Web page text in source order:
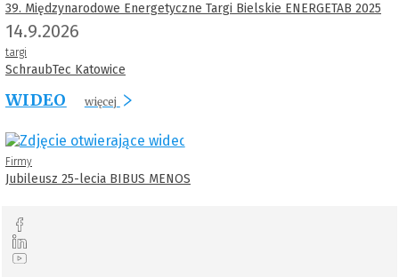
39. Międzynarodowe Energetyczne Targi Bielskie ENERGETAB 2025
14.9.2026
targi
SchraubTec Katowice
WIDEO więcej
Firmy
Jubileusz 25-lecia BIBUS MENOS